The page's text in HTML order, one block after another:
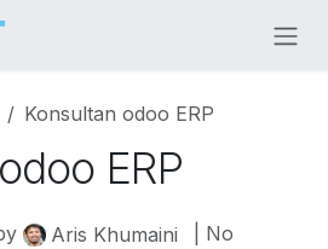
Konsultan odoo ERP
ERP
Aris Khumaini
| No